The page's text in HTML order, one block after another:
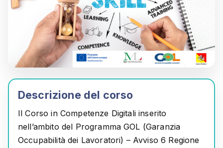
Descrizione del corso
IlCorso in Competenze Digitaliinserito
nell’ambito del Programma GOL (Garanzia
Occupabilità dei Lavoratori) – Avviso 6 Regione